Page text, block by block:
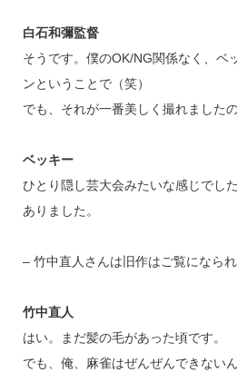
白石和彌監督
そうです。僕のOK/NG関係なく、ベ
ンということで（笑）
でも、それが一番美しく撮れましたの
ベッキー
ひとり隠し芸大会みたいな感じでし
ありました。
– 竹中直人さんは旧作はご覧になら
竹中直人
はい。まだ髪の毛があった頃です。
でも、俺、麻雀はぜんぜんできないん